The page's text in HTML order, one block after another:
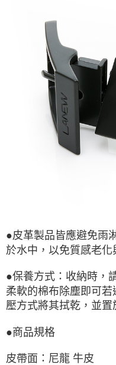
●皮革製品皆應避免雨
於水中，以免質感老化
●保養方式：收納時，
柔軟的棉布除塵即可
壓方式將其拭乾，並
●商品規格
皮帶面：尼龍 牛皮